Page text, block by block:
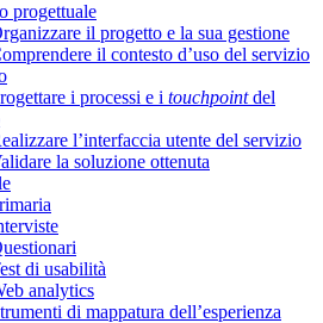
progettuale
il progetto e la sua gestione
il contesto d’uso del servizio
i processi e i touchpointdel
l’interfaccia utente del servizio
la soluzione ottenuta
di usabilità
analytics
di mappatura dell’esperienza